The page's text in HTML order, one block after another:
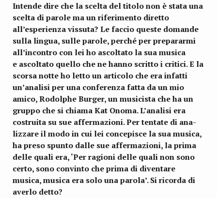
Intende dire che la scelta del titolo non è stata una
scelta di parole ma un rife­ri­mento diretto
all’esperienza vis­suta? Le fac­cio que­ste domande
sulla lin­gua, sulle parole, per­ché per pre­pa­rarmi
all’incontro con lei ho ascol­tato la sua musica
e ascol­tato quello che ne hanno scritto i cri­tici. E la
scorsa notte ho letto un arti­colo che era infatti
un’analisi per una con­fe­renza fatta da un mio
amico, Rodol­phe Bur­ger, un musi­ci­sta che ha un
gruppo che si chiama Kat Onoma. L’analisi era
costruita su sue affer­ma­zioni. Per ten­tate di ana­
liz­zare il modo in cui lei con­ce­pi­sce la sua musica,
ha preso spunto dalle sue affer­ma­zioni, la prima
delle quali era, ‘Per ragioni delle quali non sono
certo, sono con­vinto che prima di diven­tare
musica, musica era solo una parola’. Si ricorda di
averlo detto?